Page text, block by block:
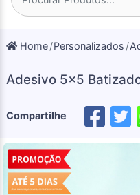
Home Personalizados
Adesivo 5x5
Compartilhe